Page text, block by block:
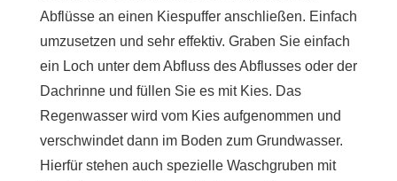
Abflüsse an einen Kiespuffer anschließen. Einfach
umzusetzen und sehr effektiv. Graben Sie einfach
ein Loch unter dem Abfluss des Abflusses oder der
Dachrinne und füllen Sie es mit Kies. Das
Regenwasser wird vom Kies aufgenommen und
verschwindet dann im Boden zum Grundwasser.
Hierfür stehen auch spezielle Waschgruben mit